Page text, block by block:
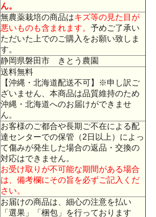
ん。
無農薬栽培の商品はキズ等の見た目が
悪いものも含まれます。 予めご了承い
ただいた上でのご購入をお願い致しま
す。
静岡県磐田市 きとう農園
送料無料
【沖縄・北海道配送不可】※申し訳ご
ざいません、本商品は品質維持のため
沖縄・北海道へのお届けができませ
ん。
お客様のご都合や長期ご不在による配
達センターでの保管（2日以上）によっ
て傷みが発生した場合の返品・交換の
対応はできません。
お受け取りが不可能な期間がある場合
は、備考欄にその旨を必ずご記入くだ
さい。
お届けの商品は、細心の注意を払い
「選果」「梱包」を行っております